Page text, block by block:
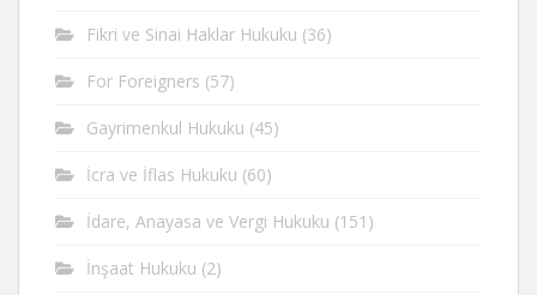
Fikri ve Sinai Haklar Hukuku (36)
For Foreigners (57)
Gayrimenkul Hukuku (45)
İcra ve İflas Hukuku (60)
İdare, Anayasa ve Vergi Hukuku (151)
İnşaat Hukuku (2)